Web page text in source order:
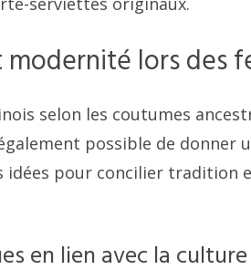
lors des
selon les coutumes
possible de donner
idées pour concilier tradition
en lien avec la